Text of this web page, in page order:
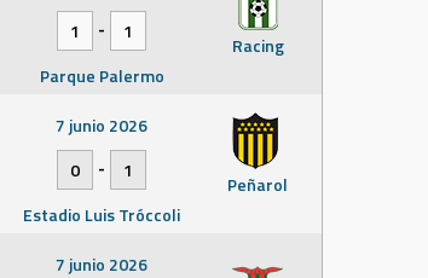
Racing
1
-
1
Parque Palermo
Peñarol
7 junio 2026
0
-
1
Estadio Luis Tróccoli
7 junio 2026